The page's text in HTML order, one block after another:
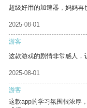
超级好用的加速器，妈妈再
2025-08-01
游客
这款游戏的剧情非常感人，
2025-08-01
游客
这款app的学习氛围很浓厚